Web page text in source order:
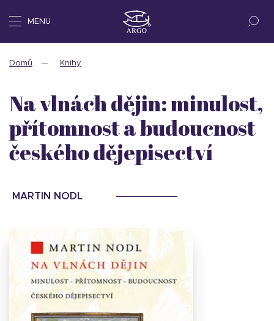
MENU
Domů Knihy
Na vlnách dějin: minulost,
přítomnost a budoucnost
českého dějepisectví
MARTIN NODL